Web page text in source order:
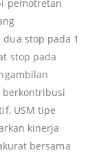
pemotretan
stop pada 1
stop pada
berkontribusi
USM tipe
kinerja
bersama